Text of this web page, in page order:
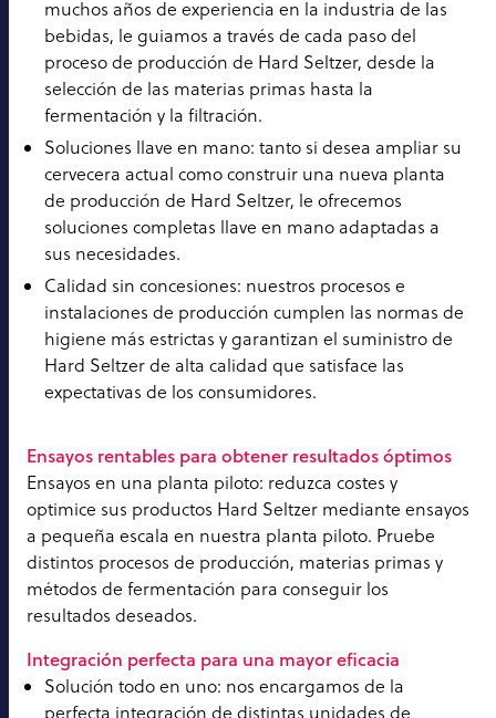
muchos años de experiencia en la industria de las
bebidas, le guiamos a través de cada paso del
proceso de producción de Hard Seltzer, desde la
selección de las materias primas hasta la
fermentación y la filtración.
Soluciones llave en mano: tanto si desea ampliar su
cervecera actual como construir una nueva planta
de producción de Hard Seltzer, le ofrecemos
soluciones completas llave en mano adaptadas a
sus necesidades.
Calidad sin concesiones: nuestros procesos e
instalaciones de producción cumplen las normas de
higiene más estrictas y garantizan el suministro de
Hard Seltzer de alta calidad que satisface las
expectativas de los consumidores.
Ensayos rentables para obtener resultados óptimos
Ensayos en una planta piloto: reduzca costes y
optimice sus productos Hard Seltzer mediante ensayos
a pequeña escala en nuestra planta piloto. Pruebe
distintos procesos de producción, materias primas y
métodos de fermentación para conseguir los
resultados deseados.
Integración perfecta para una mayor eficacia
Solución todo en uno: nos encargamos de la
perfecta integración de distintas unidades de